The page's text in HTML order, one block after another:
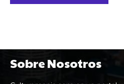
Sobre Nosotros